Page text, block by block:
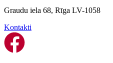
Graudu iela 68, Rīga LV-1058
Kontakti